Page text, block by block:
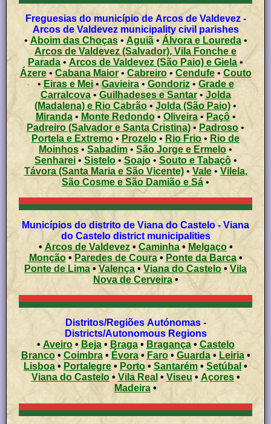
Freguesias do município de Arcos de Valdevez -
Arcos de Valdevez municipality civil parishes
• Aboim das Choças• Aguiã• Álvora e Loureda•
Arcos de Valdevez (Salvador), Vila Fonche e
Parada • Arcos de Valdevez (São Paio) e Giela •
Ázere• Cabana Maior• Cabreiro• Cendufe• Couto
• Eiras e Mei•Gavieira•Gondoriz• Grade e
Carralcova• Guilhadeses e Santar• Jolda
(Madalena) e Rio Cabrão • Jolda (São Paio) •
Miranda• Monte Redondo• Oliveira• Paçô•
Padreiro (Salvador e Santa Cristina) •Padroso •
Portela e Extremo •Prozelo • Rio Frio • Rio de
Moinhos • Sabadim• São Jorge e Ermelo •
Senharei• Sistelo•Soajo• Souto e Tabaçô•
Távora (Santa Maria e São Vicente)• Vale• Vilela,
São Cosme e São Damião e Sá •
Municípios do distrito de Viana do Castelo - Viana
do Castelo district municipalities
• Arcos de Valdevez• Caminha• Melgaço•
Monção•Paredes de Coura• Ponte da Barca•
Ponte de Lima•Valença •Viana do Castelo • Vila
Nova de Cerveira•
Distritos/Regiões Autónomas -
Districts/Autonomous Regions
• Aveiro• Beja• Braga• Bragança• Castelo
Branco•Coimbra• Évora• Faro• Guarda•Leiria•
Lisboa • Portalegre • Porto• Santarém • Setúbal •
Viana do Castelo• Vila Real • Viseu • Açores •
Madeira •